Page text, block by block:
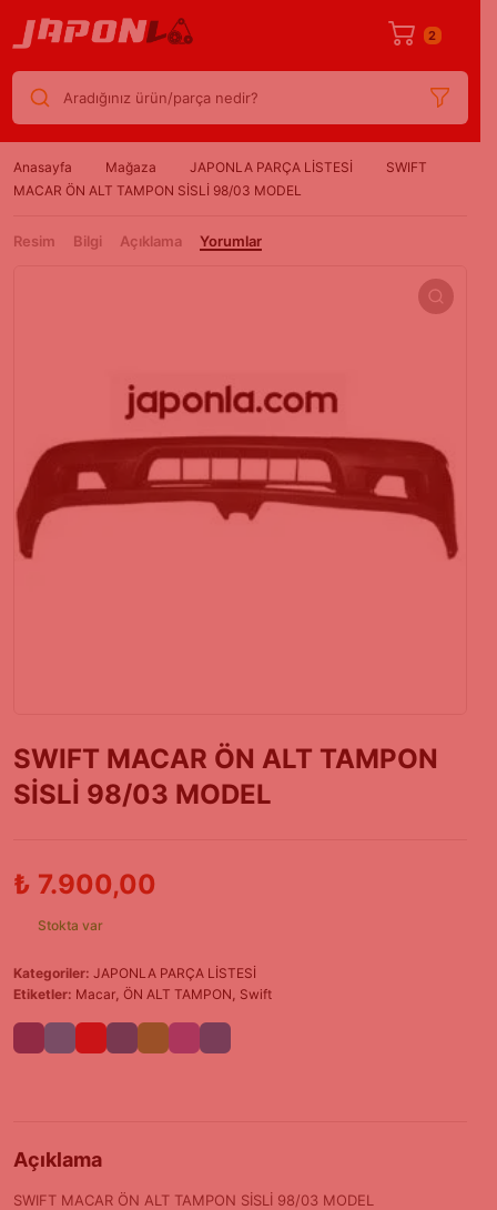
2
Aradığınız ürün/parça nedir?
Anasayfa Mağaza JAPONLA PARÇA LİSTESİ
SWIFT
MACAR ÖN ALT TAMPON SİSLİ 98/03 MODEL
Resim Bilgi Açıklama Yorumlar
SWIFT MACAR ÖN ALT TAMPON
SİSLİ 98/03 MODEL
₺ 7.900,00
Stokta var
Kategoriler: JAPONLA PARÇA LİSTESİ
Etiketler: Macar ÖN ALT TAMPON Swift
Açıklama
SWIFT MACAR ÖN ALT TAMPON SİSLİ 98/03 MODEL